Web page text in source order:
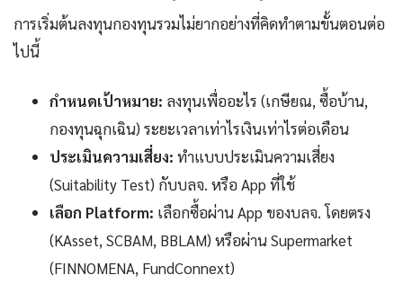
การเริ่มต้นลงทุนกองทุนรวมไม่ยากอย่างที่คิดทำตามขั้นตอนต่อ
ไปนี้
กำหนดเป้าหมาย: ลงทุนเพื่ออะไร (เกษียณ, ซื้อบ้าน,
กองทุนฉุกเฉิน) ระยะเวลาเท่าไรเงินเท่าไรต่อเดือน
ประเมินความเสี่ยง: ทำแบบประเมินความเสี่ยง
(Suitability Test) กับบลจ. หรือ App ที่ใช้
เลือก Platform: เลือกซื้อผ่าน App ของบลจ. โดยตรง
(KAsset, SCBAM, BBLAM) หรือผ่าน Supermarket
(FINNOMENA, FundConnext)